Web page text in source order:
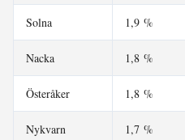
Solna 1,9 %
Nacka 1,8 %
Österåker 1,8 %
Nykvarn 1,7 %